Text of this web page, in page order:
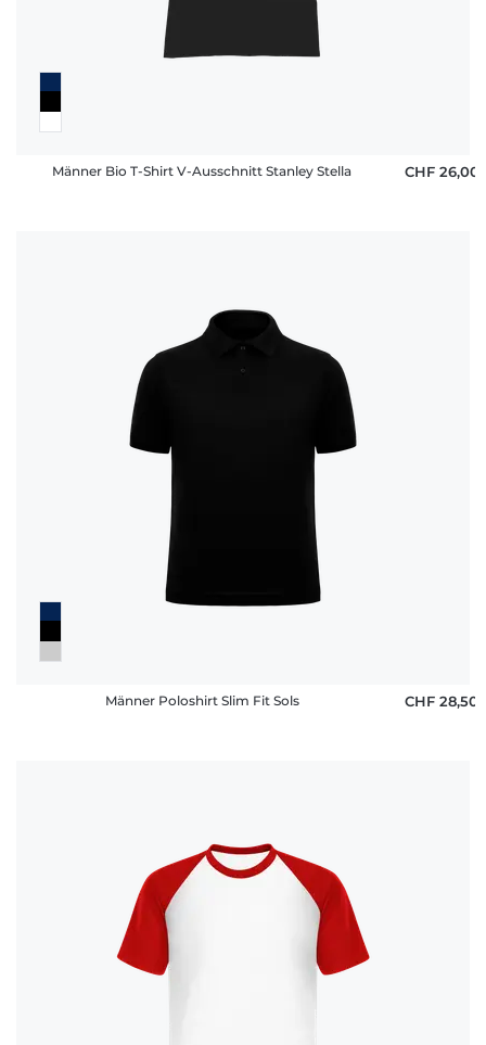
Männer Bio T-Shirt V-Ausschnitt Stanley Stella CHF 26,00
Männer Poloshirt Slim Fit Sols CHF 28,50